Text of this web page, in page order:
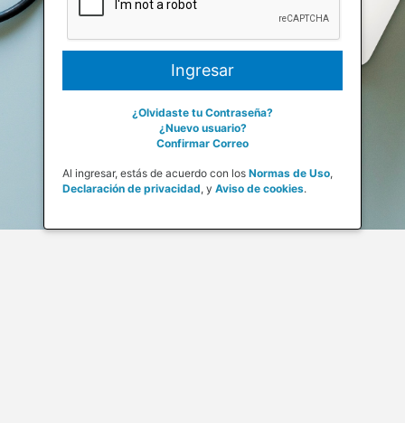
¿Olvidaste tu Contraseña?
¿Nuevo usuario?
Confirmar Correo
Al ingresar, estás de acuerdo con los Normas de Uso,
Declaración de privacidad, y Aviso de cookies.